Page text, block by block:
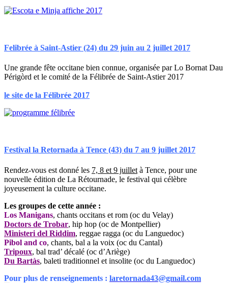
Felibrée à Saint-Astier (24) du 29 juin au 2 juillet 2017
Une grande fête occitane bien connue, organisée parLo Bornat Dau
Périgòrd et le comité de la Félibrée de Saint-Astier 2017
le site de la Félibrée 2017
Festival la Retornada à Tence (43) du 7 au 9 juillet 2017
Rendez-vous est donné les 7, 8 et 9 juillet à Tence, pour une
nouvelle édition de La Rétournade, le festival qui célèbre
joyeusement la culture occitane.
Les groupes de cette année :
Los Manigans, chants occitans et rom (oc du Velay)
Doctors de Trobar, hip hop (oc de Montpellier)
Ministeri del Riddim, reggae ragga (oc du Languedoc)
Pibol and co, chants, bal a la voix (oc du Cantal)
Tripoux, bal trad’ décalé (oc d’Ariège)
Du Bartàs, baleti traditionnel et insolite (oc du Languedoc)
Pour plus de renseignements : laretornada43@gmail.com